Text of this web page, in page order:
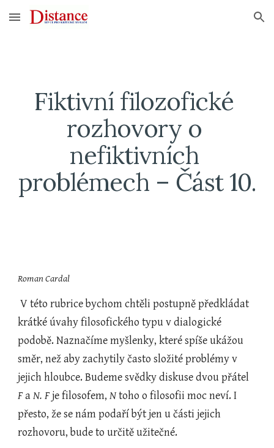
Skip to main content Skip to navigation
Fiktivní filozofické
rozhovory o
nefiktivních
problémech – Část 10.
Roman Cardal
V této rubrice bychom chtěli postupně předkládat
krátké úvahy filosofického typu v dialogické
podobě. Naznačíme myšlenky, které spíše ukážou
směr, než aby zachytily často složité problémy v
F a N. F je filosofem, N toho o filosofii moc neví. I
přesto, že se nám podaří být jen u části jejich
rozhovoru, bude to určitě užitečné.